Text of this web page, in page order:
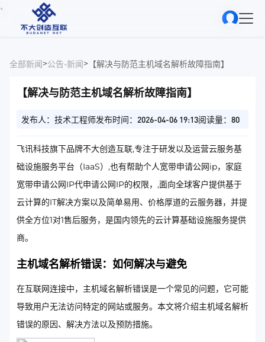
、
全部新闻>公告-新闻> 【解决与防范主机域名解析故障指南】
【解决与防范主机域名解析故障指南】
发布人：技术工程师发布时间：2026-04-06 19:13阅读量：80
飞讯科技旗下品牌不大创造互联,专注于研发以及运营云服务基
础设施服务平台（IaaS）,也有帮助个人宽带申请公网ip，家庭
宽带申请公网IP代申请公网IP的权限，,面向全球客户提供基于
云计算的IT解决方案以及简单易用、价格厚道的云服务器，并提
供全方位1对1售后服务，是国内领先的云计算基础设施服务提供
商。
主机域名解析错误：如何解决与避免
在互联网连接中，主机域名解析错误是一个常见的问题，它可能
导致用户无法访问特定的网站或服务。本文将介绍主机域名解析
错误的原因、解决方法以及预防措施。